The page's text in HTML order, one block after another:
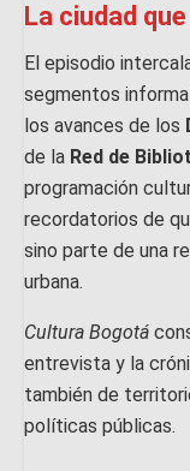
La ciudad
El episodio
segmentos
los avances de los
de la Red de
programación
recordatorios de
sino parte de una
urbana.
Cultura Bogotá
entrevista y la
también de
políticas públicas.